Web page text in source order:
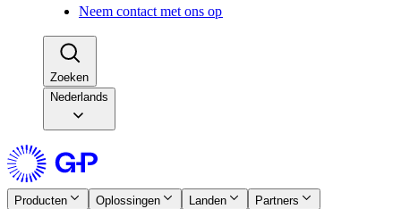
Neem contact met ons op​​
Zoeken​​
Nederlands
Producten​​ Oplossingen​​ Landen​​
Partners​​